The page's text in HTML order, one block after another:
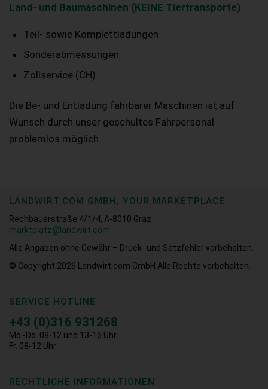
Land- und Baumaschinen (KEINE Tiertransporte)
Teil- sowie Komplettladungen
Sonderabmessungen
Zollservice (CH)
Die Be- und Entladung fahrbarer Maschinen ist auf
Wunsch durch unser geschultes Fahrpersonal
problemlos möglich.
LANDWIRT.COM GMBH, YOUR MARKETPLACE
Rechbauerstraße 4/1/4, A-8010 Graz
marktplatz@landwirt.com
Alle Angaben ohne Gewähr – Druck- und Satzfehler vorbehalten.
© Copyright 2026
Landwirt.com GmbH Alle Rechte vorbehalten.
SERVICE HOTLINE
+43 (0)316 931268
Mo.-Do. 08-12 und 13-16 Uhr
Fr. 08-12 Uhr
RECHTLICHE INFORMATIONEN